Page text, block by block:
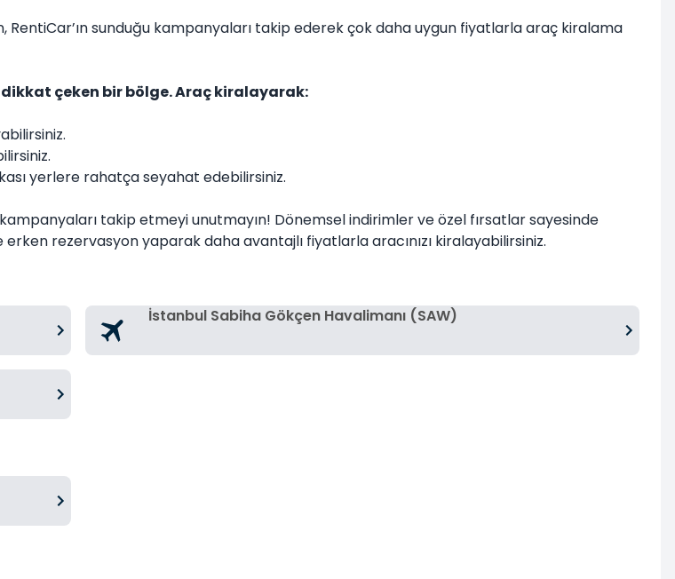
sunduğu kampanyaları takip ederek çok daha uygun fiyatlarla araç kiralama
çeken bir bölge. Araç kiralayarak:
yerlere rahatça seyahat edebilirsiniz.
kampanyaları takip etmeyi unutmayın! Dönemsel indirimler ve özel fırsatlar sayesinde
rezervasyon yaparak daha avantajlı fiyatlarla aracınızı kiralayabilirsiniz.
İstanbul Sabiha Gökçen Havalimanı (SAW)